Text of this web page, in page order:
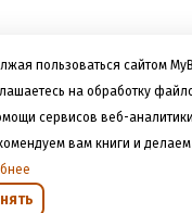
пользоваться сайтом
на обработку
сервисов веб-
вам книги и делаем
оплате